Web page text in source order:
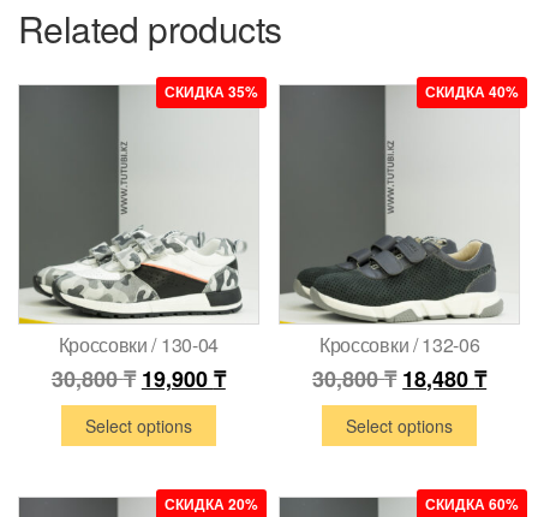
Related products
СКИДКА 35%
Кроссовки / 130-04
30,800₸ 19,900₸
Select options
СКИДКА 40%
Кроссовки / 132-06
30,800₸ 18,480₸
Select options
СКИДКА 20% СКИДКА 60%